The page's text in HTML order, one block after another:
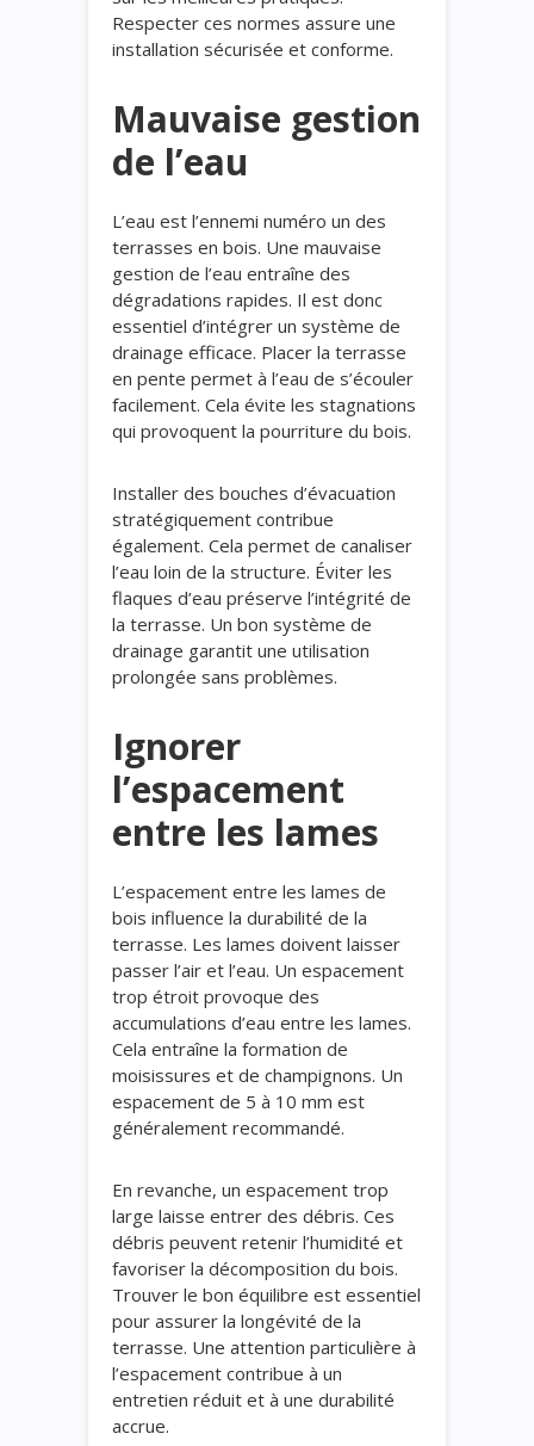
Respecter ces normes assure une
installation sécurisée et conforme.
Mauvaise gestion
de l’eau
L’eau est l’ennemi numéro un des
terrasses en bois. Une mauvaise
gestion de l’eau entraîne des
dégradations rapides. Il est donc
essentiel d’intégrer un système de
drainage efficace. Placer la terrasse
en pente permet à l’eau de s’écouler
facilement. Cela évite les stagnations
qui provoquent la pourriture du bois.
Installer des bouches d’évacuation
stratégiquement contribue
également. Cela permet de canaliser
l’eau loin de la structure. Éviter les
flaques d’eau préserve l’intégrité de
la terrasse. Un bon système de
drainage garantit une utilisation
prolongée sans problèmes.
Ignorer
l’espacement
entre les lames
L’espacement entre les lames de
bois influence la durabilité de la
terrasse. Les lames doivent laisser
passer l’air et l’eau. Un espacement
trop étroit provoque des
accumulations d’eau entre les lames.
Cela entraîne la formation de
moisissures et de champignons. Un
espacement de 5 à 10 mm est
généralement recommandé.
En revanche, un espacement trop
large laisse entrer des débris. Ces
débris peuvent retenir l’humidité et
favoriser la décomposition du bois.
Trouver le bon équilibre est essentiel
pour assurer la longévité de la
terrasse. Une attention particulière à
l’espacement contribue à un
entretien réduit et à une durabilité
accrue.